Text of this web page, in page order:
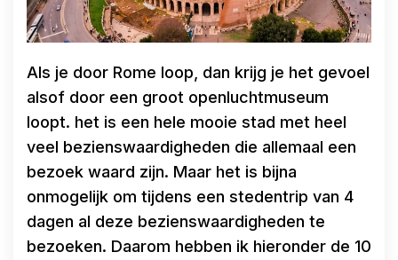
Als je door Rome loop, dan krijg je het gevoel
alsof door een groot openluchtmuseum
loopt. het is een hele mooie stad met heel
veel bezienswaardigheden die allemaal een
bezoek waard zijn. Maar het is bijna
onmogelijk om tijdens een stedentrip van 4
dagen al deze bezienswaardigheden te
bezoeken. Daarom hebben ik hieronder de 10